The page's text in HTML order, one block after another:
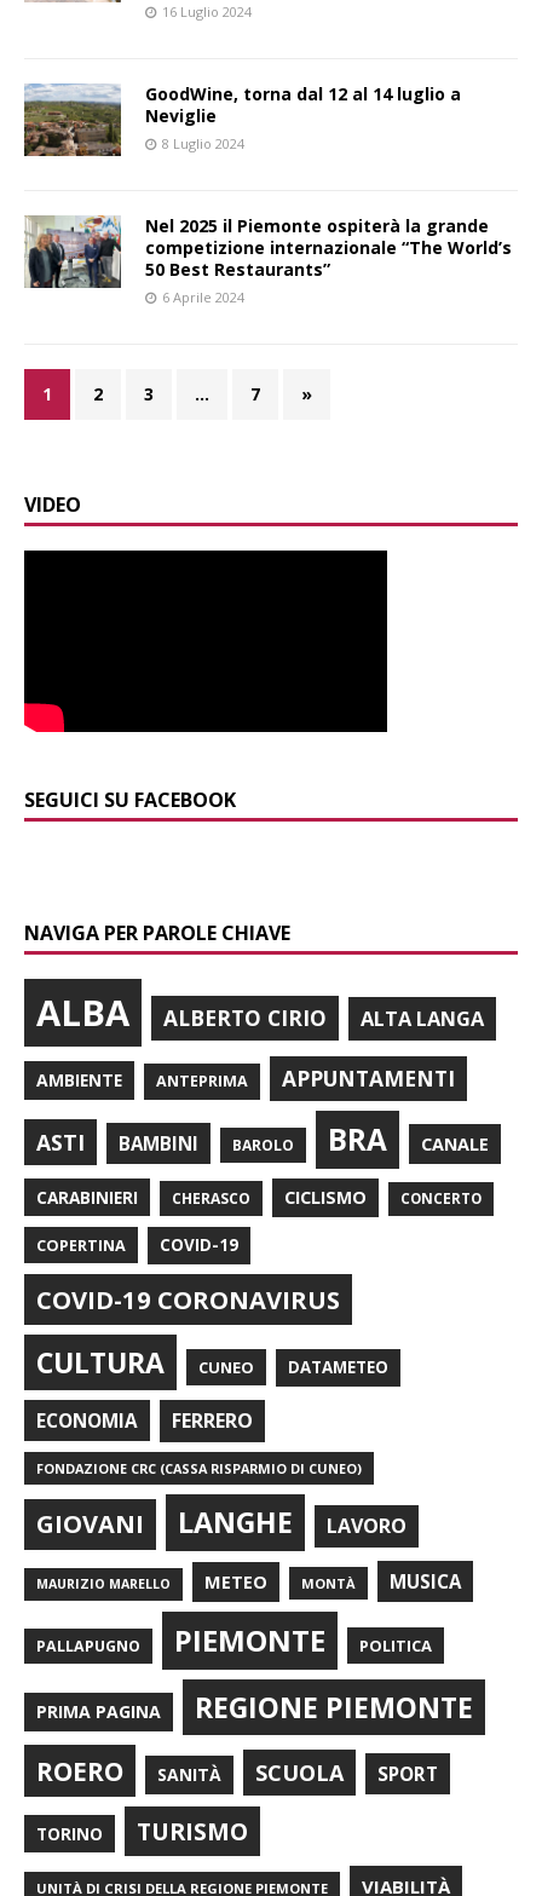
16 Luglio 2024
GoodWine, torna dal 12 al 14 luglio a
Neviglie
8 Luglio 2024
Nel 2025 il Piemonte ospiterà la grande
competizione internazionale “The World’s
50 Best Restaurants”
6 Aprile 2024
1 2 3 … 7 »
VIDEO
SEGUICI SU FACEBOOK
NAVIGA PER PAROLE CHIAVE
ALBA ALBERTO CIRIO ALTA LANGA
AMBIENTE ANTEPRIMA APPUNTAMENTI
ASTI BAMBINI BAROLO BRA CANALE
CARABINIERI CHERASCO CICLISMO CONCERTO
COPERTINA COVID-19
COVID-19 CORONAVIRUS
CULTURA CUNEO DATAMETEO
ECONOMIA FERRERO
FONDAZIONE CRC (CASSA RISPARMIO DI CUNEO)
GIOVANI LANGHE LAVORO
MAURIZIO MARELLO METEO MONTÀ MUSICA
PALLAPUGNO PIEMONTE POLITICA
PRIMA PAGINA REGIONE PIEMONTE
ROERO SANITÀ SCUOLA SPORT
TORINO TURISMO
UNITÀ DI CRISI DELLA REGIONE PIEMONTE VIABILITÀ